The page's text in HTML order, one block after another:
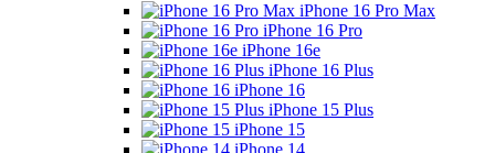
iPhone 16 Pro Max
iPhone 16 Pro
iPhone 16e
iPhone 16 Plus
iPhone 16
iPhone 15 Plus
iPhone 15
iPhone 14